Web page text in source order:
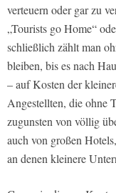
verteuern oder gar zu
„Tourists go Home“
schließlich zählt man
bleiben, bis es nach
– auf Kosten der
Angestellten, die ohne
zugunsten von völlig
auch von großen
an denen kleinere